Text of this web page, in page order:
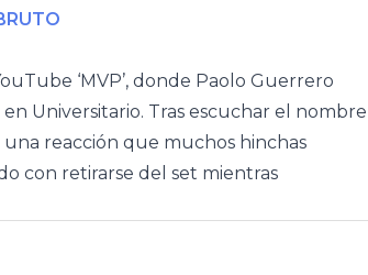
‘MVP’, donde Paolo Guerrero
Universitario. Tras escuchar el nombre
reacción que muchos hinchas
con retirarse del set mientras